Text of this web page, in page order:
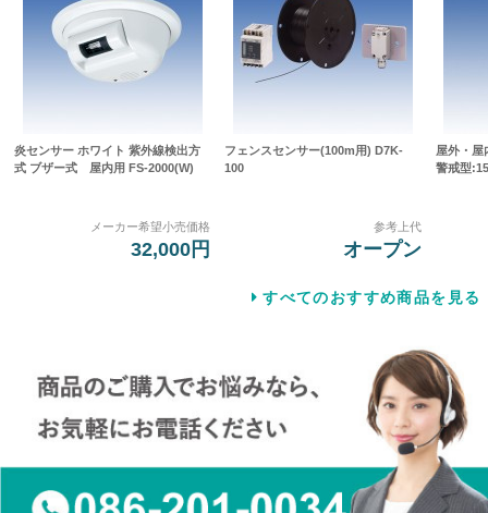
炎センサー ホワイト 紫外線検出方
式 ブザー式 屋内用 FS-2000(W)
メーカー希望小売価格
32,000円
フェンスセンサー(100m用) D7K-
100
参考上代
オープン
屋外・屋
警戒型
すべてのおすすめ商品を見る